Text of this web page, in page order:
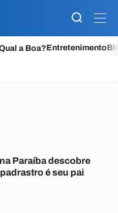
a Boa?Entretenimento
Paraíba descobre
é seu pai